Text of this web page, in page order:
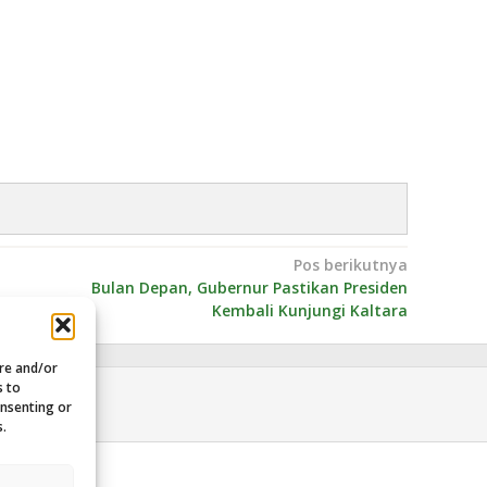
and/or
to
or
Pos berikutnya
Bulan Depan, Gubernur Pastikan Presiden
Kembali Kunjungi Kaltara